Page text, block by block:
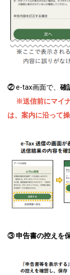
②e-tax画面で、 確
※送信前にマイ
は、案内に沿って
③ 申告書の控えを